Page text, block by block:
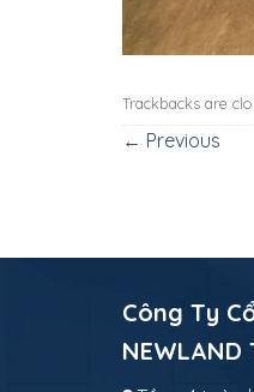
Trackbacks are
← Previous
Công Ty
NEWLAND